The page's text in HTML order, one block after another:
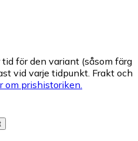
för den variant (såsom färg
vid varje tidpunkt. Frakt och
om prishistoriken.